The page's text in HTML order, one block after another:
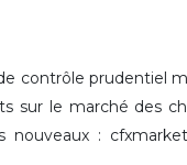
de contrôle prudentiel
sur le marché des
: